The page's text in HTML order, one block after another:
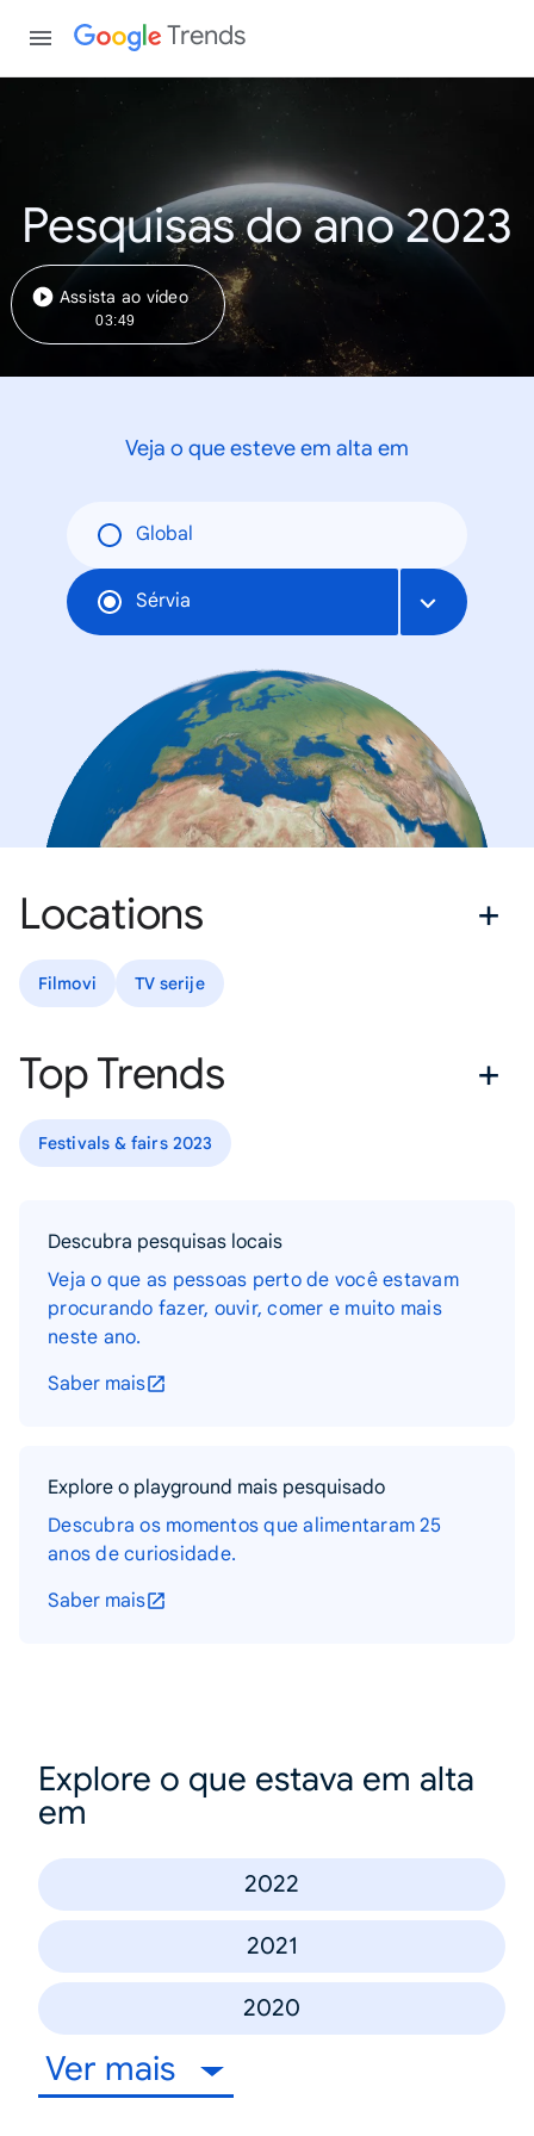
Trends
Pesquisas do ano 2023
Assista ao vídeo
03:49
Veja o que esteve em alta em
Global
Sérvia
Locations
Filmovi TV serije
Top Trends
Festivals & fairs 2023
Descubra pesquisas locais
Veja o que as pessoas perto de você estavam
procurando fazer, ouvir, comer e muito mais
neste ano.
Saber mais
Explore o playground mais pesquisado
Descubra os momentos que alimentaram 25
anos de curiosidade.
Saber mais
Explore o que estava em alta
em
2022
2021
2020
Ver mais